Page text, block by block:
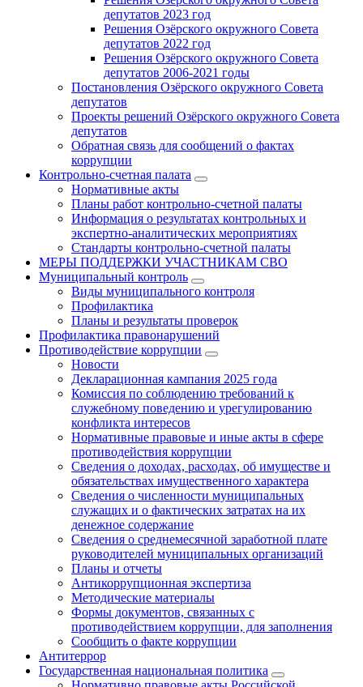
депутатов 2023 год
Решения Озёрского окружного Совета
депутатов 2022 год
Решения Озёрского окружного Совета
депутатов 2006-2021 годы
Постановления Озёрского окружного Совета
депутатов
Проекты решений Озёрского окружного Совета
депутатов
Обратная связь для сообщений о фактах
коррупции
Контрольно-счетная палата
Нормативные акты
Планы работ контрольно-счетной палаты
Информация о результатах контрольных и
экспертно-аналитических мероприятиях
Стандарты контрольно-счетной палаты
МЕРЫ ПОДДЕРЖКИ УЧАСТНИКАМ СВО
Муниципальный контроль
Виды муниципального контроля
Профилактика
Планы и результаты проверок
Профилактика правонарушений
Противодействие коррупции
Новости
Декларационная кампания 2025 года
Комиссия по соблюдению требований к
служебному поведению и урегулированию
конфликта интересов
Нормативные правовые и иные акты в сфере
противодействия коррупции
Сведения о доходах, расходах, об имуществе и
обязательствах имущественного характера
Сведения о численности муниципальных
служащих и о фактических затратах на их
денежное содержание
Сведения о среднемесячной заработной плате
руководителей муниципальных организаций
Планы и отчеты
Антикоррупционная экспертиза
Методические материалы
Формы документов, связанных с
противодействием коррупции, для заполнения
Сообщить о факте коррупции
Антитеррор
Государственная национальная политика